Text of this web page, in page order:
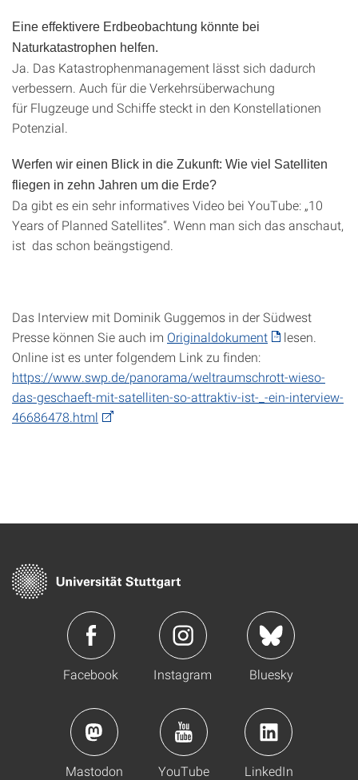
Eine effektivere Erdbeobachtung könnte bei
Naturkatastrophen helfen.
Ja. Das Katastrophenmanagement lässt sich dadurch
verbessern. Auch für die Verkehrsüberwachung
für Flugzeuge und Schiffe steckt in den Konstellationen
Potenzial.
Werfen wir einen Blick in die Zukunft: Wie viel Satelliten
fliegen in zehn Jahren um die Erde?
Da gibt es ein sehr informatives Video bei YouTube: „10
Years of Planned Satellites“. Wenn man sich das anschaut,
ist das schon beängstigend.
Das Interview mit Dominik Guggemos in der Südwest
Presse können Sie auch im Originaldokument
lesen.
Online ist es unter folgendem Link zu finden:
https://www.swp.de/panorama/weltraumschrott-wieso-
das-geschaeft-mit-satelliten-so-attraktiv-ist-_-ein-interview-
46686478.html
Facebook Instagram Bluesky
Mastodon YouTube LinkedIn